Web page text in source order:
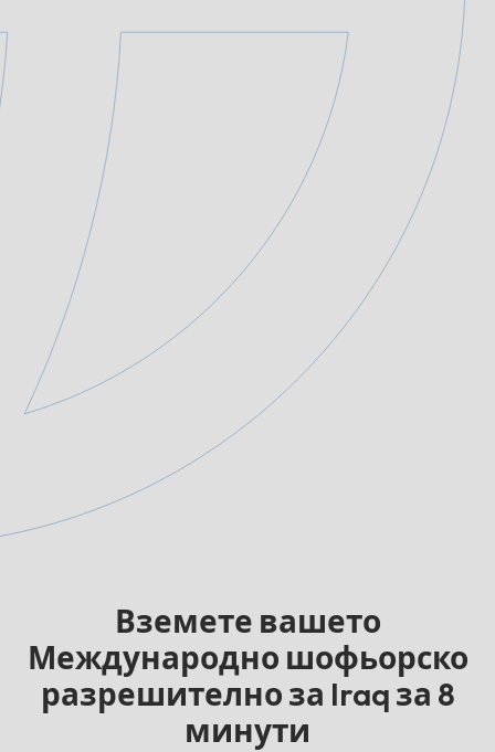
Вземете вашето
Международно шофьорско
разрешително за Iraq за 8
минути